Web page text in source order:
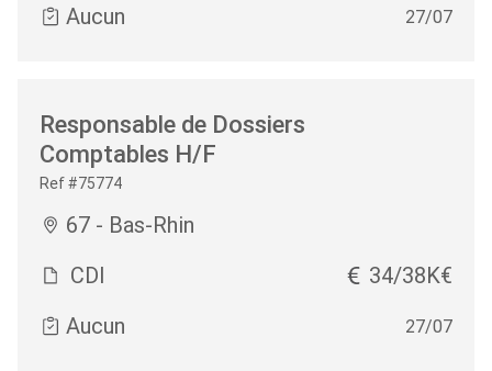
Aucun
27/07
Responsable de Dossiers
Comptables H/F
Ref #75774
67 - Bas-Rhin
CDI
34/38K€
Aucun
27/07